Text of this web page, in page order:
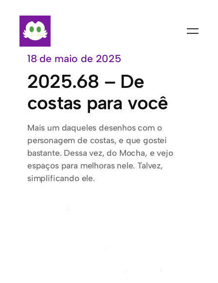
conteúdo
18 de maio de 2025
2025.68 – De
costas para você
Mais um daqueles desenhos com o
personagem de costas, e que gostei
bastante. Dessa vez, do Mocha, e vejo
espaços para melhoras nele. Talvez,
simplificando ele.